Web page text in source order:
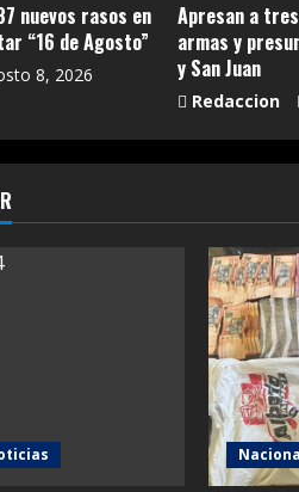
nuevos rasos en
“16 de Agosto”
8, 2026
Apresan a
armas y
y San Juan
Redaccion